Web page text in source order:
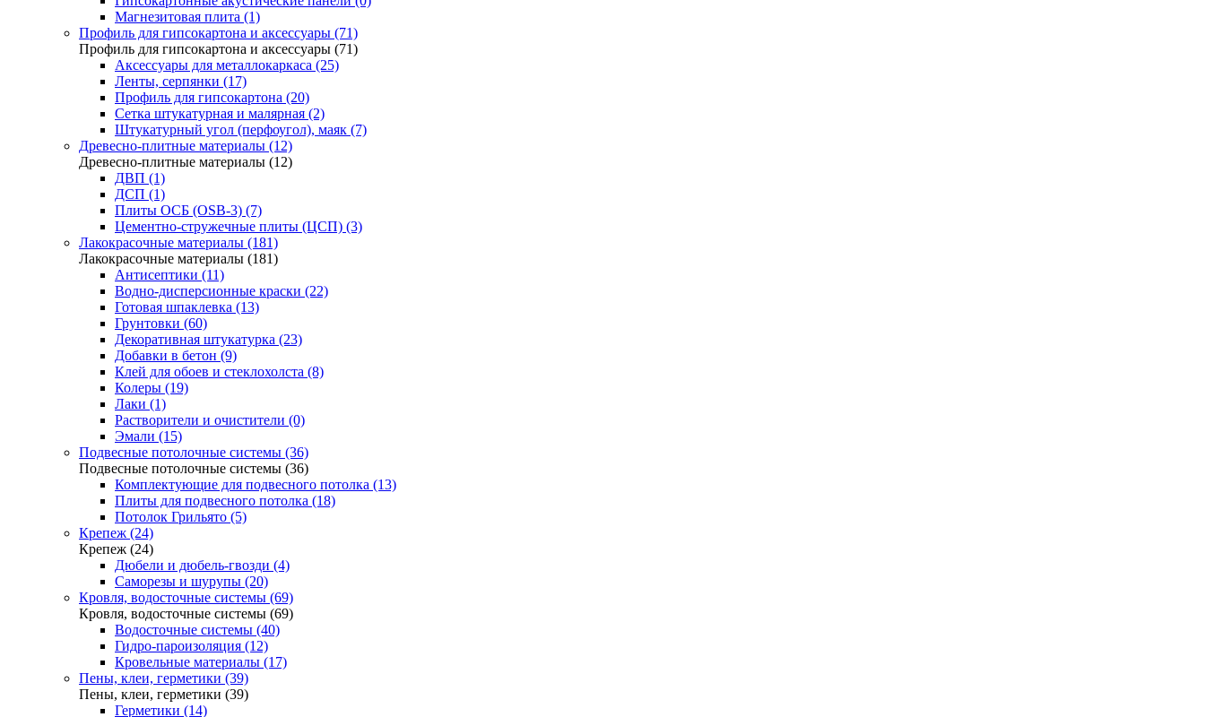
Магнезитовая плита (1)
Профиль для гипсокартона и аксессуары (71)
Профиль для гипсокартона и аксессуары (71)
Аксессуары для металлокаркаса (25)
Ленты, серпянки (17)
Профиль для гипсокартона (20)
Сетка штукатурная и малярная (2)
Штукатурный угол (перфоугол), маяк (7)
Древесно-плитные материалы (12)
Древесно-плитные материалы (12)
ДВП (1)
ДСП (1)
Плиты ОСБ (OSB-3) (7)
Цементно-стружечные плиты (ЦСП) (3)
Лакокрасочные материалы (181)
Лакокрасочные материалы (181)
Антисептики (11)
Водно-дисперсионные краски (22)
Готовая шпаклевка (13)
Грунтовки (60)
Декоративная штукатурка (23)
Добавки в бетон (9)
Клей для обоев и стеклохолста (8)
Колеры (19)
Лаки (1)
Растворители и очистители (0)
Эмали (15)
Подвесные потолочные системы (36)
Подвесные потолочные системы (36)
Комплектующие для подвесного потолка (13)
Плиты для подвесного потолка (18)
Потолок Грильято (5)
Крепеж (24)
Крепеж (24)
Дюбели и дюбель-гвозди (4)
Саморезы и шурупы (20)
Кровля, водосточные системы (69)
Кровля, водосточные системы (69)
Водосточные системы (40)
Гидро-пароизоляция (12)
Кровельные материалы (17)
Пены, клеи, герметики (39)
Пены, клеи, герметики (39)
Герметики (14)